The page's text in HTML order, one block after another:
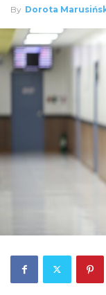
By Dorota